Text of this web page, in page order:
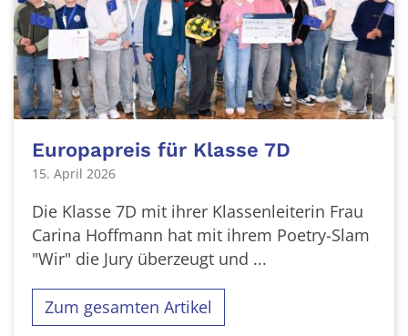
Europapreis für Klasse 7D
15. April 2026
Die Klasse 7D mit ihrer Klassenleiterin Frau
Carina Hoffmann hat mit ihrem Poetry-Slam
"Wir" die Jury überzeugt und ...
Zum gesamten Artikel